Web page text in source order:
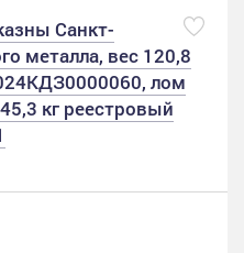
Санкт-
металла, вес 120,8
лом
кг реестровый